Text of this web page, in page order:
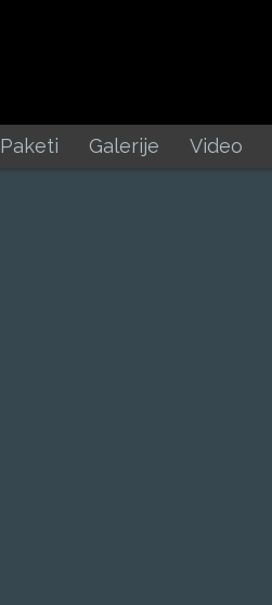
Paketi Galerije Video